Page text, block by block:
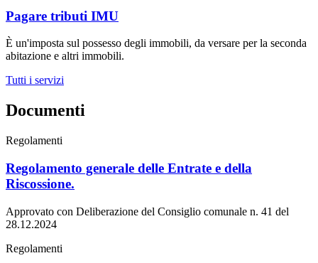
Pagare tributi IMU
È un'imposta sul possesso degli immobili, da versare per la seconda
abitazione e altri immobili.
Tutti i servizi
Documenti
Regolamenti
Regolamento generale delle Entrate e della
Riscossione.
Approvato con Deliberazione del Consiglio comunale n. 41 del
28.12.2024
Regolamenti